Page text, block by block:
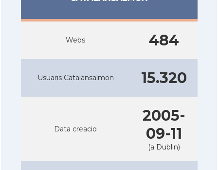
Webs 484
Usuaris Catalansalmon 15.320
Data creacio
2005-
09-11
(a Dublin)